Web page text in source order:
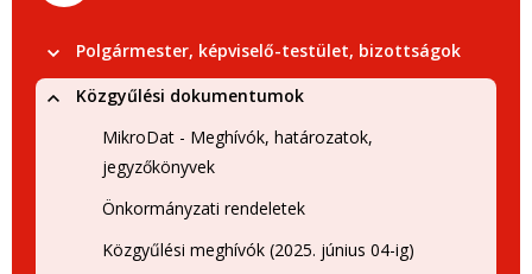
Polgármester, képviselő-testület, bizottságok
Közgyűlési dokumentumok
MikroDat - Meghívók, határozatok,
jegyzőkönyvek
Önkormányzati rendeletek
Közgyűlési meghívók (2025. június 04-ig)